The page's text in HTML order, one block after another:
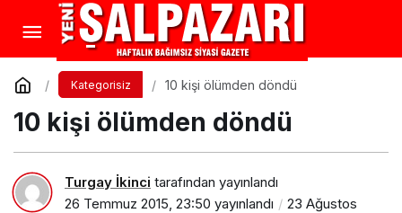
Kategorisiz 10 kişi ölümden döndü
10 kişi ölümden döndü
Turgay İkinci tarafından yayınlandı
26 Temmuz 2015, 23:50 yayınlandı
23 Ağustos